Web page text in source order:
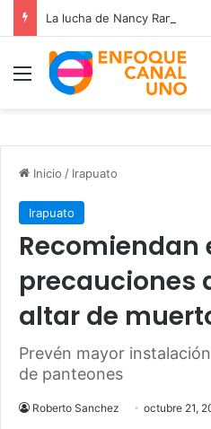
La lucha de Nancy Ramos
Menú
Inicio / Irapuato
Irapuato
Recomiendan
precauciones
altar de
Prevén mayor
de panteones
Roberto Sanchez octubre 21,